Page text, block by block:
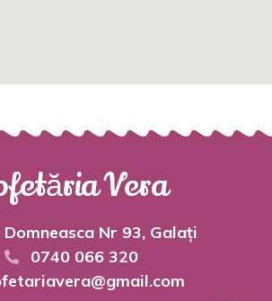
Vera
Nr 93, Galați
0740 066 320